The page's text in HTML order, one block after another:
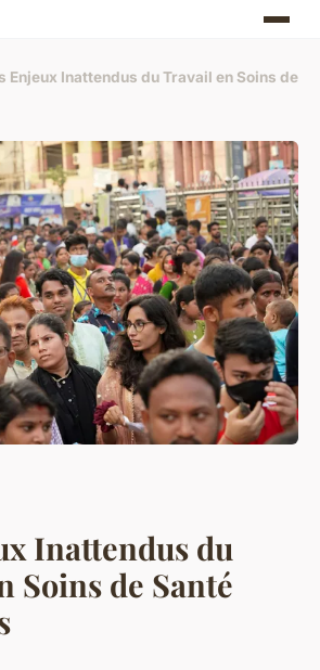
Enjeux Inattendus du Travail en Soins de
Inattendus du
Soins de Santé